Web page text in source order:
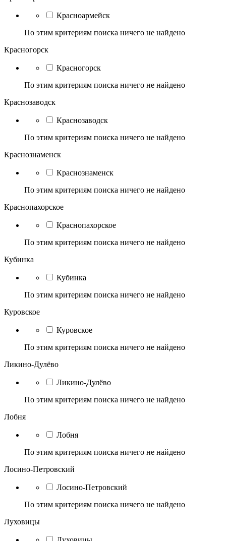
Красноармейск
По этим критериям поиска ничего не найдено
Красногорск
Красногорск
По этим критериям поиска ничего не найдено
Краснозаводск
Краснозаводск
По этим критериям поиска ничего не найдено
Краснознаменск
Краснознаменск
По этим критериям поиска ничего не найдено
Краснопахорское
Краснопахорское
По этим критериям поиска ничего не найдено
Кубинка
Кубинка
По этим критериям поиска ничего не найдено
Куровское
Куровское
По этим критериям поиска ничего не найдено
Ликино-Дулёво
Ликино-Дулёво
По этим критериям поиска ничего не найдено
Лобня
Лобня
По этим критериям поиска ничего не найдено
Лосино-Петровский
Лосино-Петровский
По этим критериям поиска ничего не найдено
Луховицы